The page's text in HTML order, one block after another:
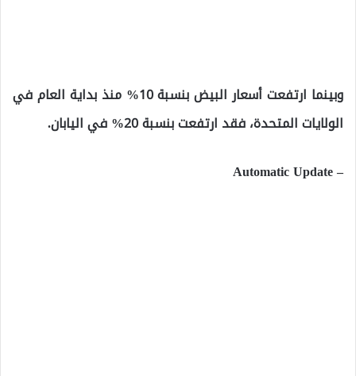
وبينما ارتفعت أسعار البيض بنسبة 10% منذ بداية العام في
الولايات المتحدة، فقد ارتفعت بنسبة 20% في اليابان.
– Automatic Update